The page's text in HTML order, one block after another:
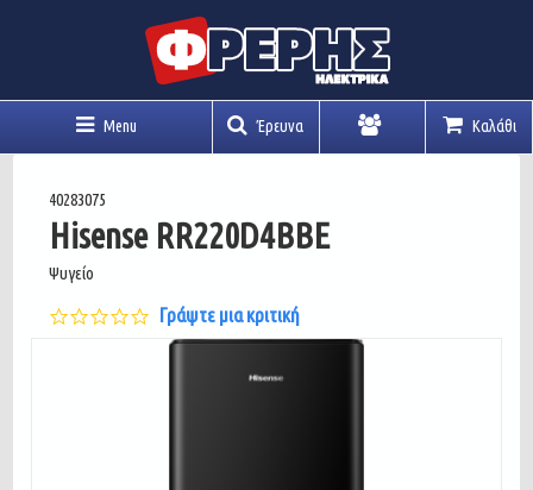
Menu Έρευνα Καλάθι
40283075
Hisense RR220D4BBE
Ψυγείο
0.0
star
rating
Γράψτε μια κριτική